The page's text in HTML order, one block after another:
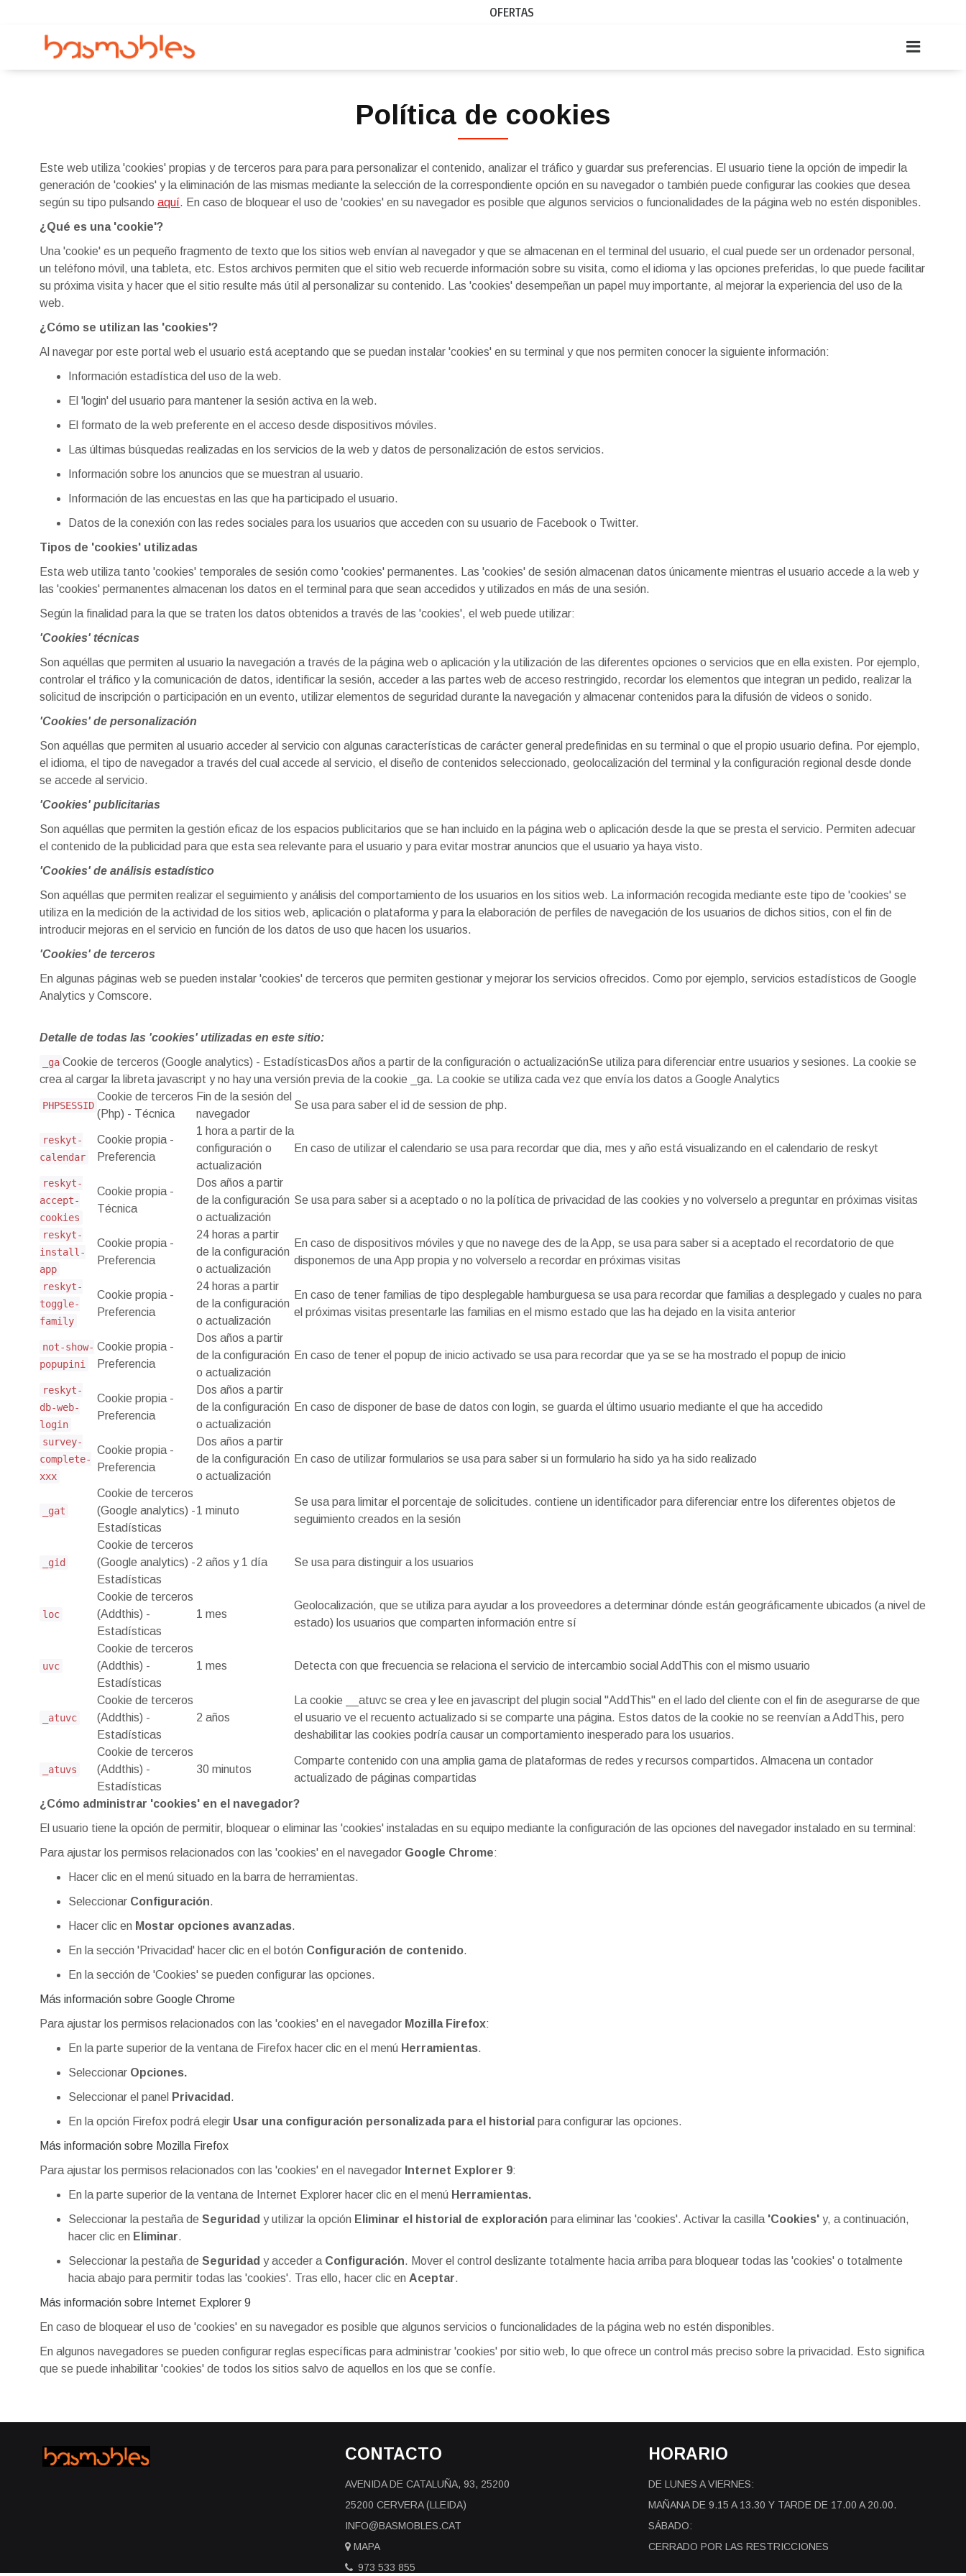
OFERTAS
Política de cookies
Este web utiliza 'cookies' propias y de terceros para para para personalizar el contenido, analizar el tráfico y guardar sus preferencias. El usuario tiene la opción de impedir la
generación de 'cookies' y la eliminación de las mismas mediante la selección de la correspondiente opción en su navegador o también puede configurar las cookies que desea
según su tipo pulsandoaquí. En caso de bloquear el uso de 'cookies' en su navegador es posible que algunos servicios o funcionalidades de la página web no estén disponibles.
¿Qué es una 'cookie'?
Una 'cookie' es un pequeño fragmento de texto que los sitios web envían al navegador y que se almacenan en el terminal del usuario, el cual puede ser un ordenador personal,
un teléfono móvil, una tableta, etc. Estos archivos permiten que el sitio web recuerde información sobre su visita, como el idioma y las opciones preferidas, lo que puede facilitar
su próxima visita y hacer que el sitio resulte más útil al personalizar su contenido. Las 'cookies' desempeñan un papel muy importante, al mejorar la experiencia del uso de la
web.
¿Cómo se utilizan las 'cookies'?
Al navegar por este portal web el usuario está aceptando que se puedan instalar 'cookies' en su terminal y que nos permiten conocer la siguiente información:
Información estadística del uso de la web.
El 'login' del usuario para mantener la sesión activa en la web.
El formato de la web preferente en el acceso desde dispositivos móviles.
Las últimas búsquedas realizadas en los servicios de la web y datos de personalización de estos servicios.
Información sobre los anuncios que se muestran al usuario.
Información de las encuestas en las que ha participado el usuario.
Datos de la conexión con las redes sociales para los usuarios que acceden con su usuario de Facebook o Twitter.
Tipos de 'cookies' utilizadas
Esta web utiliza tanto 'cookies' temporales de sesión como 'cookies' permanentes. Las 'cookies' de sesión almacenan datos únicamente mientras el usuario accede a la web y
las 'cookies' permanentes almacenan los datos en el terminal para que sean accedidos y utilizados en más de una sesión.
Según la finalidad para la que se traten los datos obtenidos a través de las 'cookies', el web puede utilizar:
'Cookies' técnicas
Son aquéllas que permiten al usuario la navegación a través de la página web o aplicación y la utilización de las diferentes opciones o servicios que en ella existen. Por ejemplo,
controlar el tráfico y la comunicación de datos, identificar la sesión, acceder a las partes web de acceso restringido, recordar los elementos que integran un pedido, realizar la
solicitud de inscripción o participación en un evento, utilizar elementos de seguridad durante la navegación y almacenar contenidos para la difusión de videos o sonido.
'Cookies' de personalización
Son aquéllas que permiten al usuario acceder al servicio con algunas características de carácter general predefinidas en su terminal o que el propio usuario defina. Por ejemplo,
el idioma, el tipo de navegador a través del cual accede al servicio, el diseño de contenidos seleccionado, geolocalización del terminal y la configuración regional desde donde
se accede al servicio.
'Cookies' publicitarias
Son aquéllas que permiten la gestión eficaz de los espacios publicitarios que se han incluido en la página web o aplicación desde la que se presta el servicio. Permiten adecuar
el contenido de la publicidad para que esta sea relevante para el usuario y para evitar mostrar anuncios que el usuario ya haya visto.
'Cookies' de análisis estadístico
Son aquéllas que permiten realizar el seguimiento y análisis del comportamiento de los usuarios en los sitios web. La información recogida mediante este tipo de 'cookies' se
utiliza en la medición de la actividad de los sitios web, aplicación o plataforma y para la elaboración de perfiles de navegación de los usuarios de dichos sitios, con el fin de
introducir mejoras en el servicio en función de los datos de uso que hacen los usuarios.
'Cookies' de terceros
En algunas páginas web se pueden instalar 'cookies' de terceros que permiten gestionar y mejorar los servicios ofrecidos. Como por ejemplo, servicios estadísticos de Google
Analytics y Comscore.
Detalle de todas las 'cookies' utilizadas en este sitio:
_ga Cookie de terceros (Google analytics) - EstadísticasDos años a partir de la configuración o actualizaciónSe utiliza para diferenciar entre usuarios y sesiones. La cookie se
crea al cargar la libreta javascript y no hay una versión previa de la cookie _ga. La cookie se utiliza cada vez que envía los datos a Google Analytics
PHPSESSID
Cookie de terceros
(Php) - Técnica
Fin de la sesión del
navegador
Se usa para saber el id de session de php.
reskyt-
calendar
Cookie propia -
Preferencia
1 hora a partir de la
configuración o
actualización
En caso de utilizar el calendario se usa para recordar que dia, mes y año está visualizando en el calendario de reskyt
reskyt-
accept-
cookies
Cookie propia -
Técnica
Dos años a partir
de la configuración
o actualización
Se usa para saber si a aceptado o no la política de privacidad de las cookies y no volverselo a preguntar en próximas visitas
reskyt-
install-
app
Cookie propia -
Preferencia
24 horas a partir
de la configuración
o actualización
En caso de dispositivos móviles y que no navege des de la App, se usa para saber si a aceptado el recordatorio de que
disponemos de una App propia y no volverselo a recordar en próximas visitas
reskyt-
toggle-
family
Cookie propia -
Preferencia
24 horas a partir
de la configuración
o actualización
En caso de tener familias de tipo desplegable hamburguesa se usa para recordar que familias a desplegado y cuales no para
el próximas visitas presentarle las familias en el mismo estado que las ha dejado en la visita anterior
not-show-
popupini
Cookie propia -
Preferencia
Dos años a partir
de la configuración
o actualización
En caso de tener el popup de inicio activado se usa para recordar que ya se se ha mostrado el popup de inicio
reskyt-
db-web-
login
Cookie propia -
Preferencia
Dos años a partir
de la configuración
o actualización
En caso de disponer de base de datos con login, se guarda el último usuario mediante el que ha accedido
survey-
complete-
xxx
Cookie propia -
Preferencia
Dos años a partir
de la configuración
o actualización
En caso de utilizar formularios se usa para saber si un formulario ha sido ya ha sido realizado
_gat
Cookie de terceros
(Google analytics) -
Estadísticas
1 minuto
Se usa para limitar el porcentaje de solicitudes. contiene un identificador para diferenciar entre los diferentes objetos de
seguimiento creados en la sesión
_gid
Cookie de terceros
(Google analytics) -
Estadísticas
2 años y 1 día Se usa para distinguir a los usuarios
loc
Cookie de terceros
(Addthis) -
Estadísticas
1 mes
Geolocalización, que se utiliza para ayudar a los proveedores a determinar dónde están geográficamente ubicados (a nivel de
estado) los usuarios que comparten información entre sí
uvc
Cookie de terceros
(Addthis) -
Estadísticas
1 mes Detecta con que frecuencia se relaciona el servicio de intercambio social AddThis con el mismo usuario
_atuvc
Cookie de terceros
(Addthis) -
Estadísticas
2 años
La cookie __atuvc se crea y lee en javascript del plugin social "AddThis" en el lado del cliente con el fin de asegurarse de que
el usuario ve el recuento actualizado si se comparte una página. Estos datos de la cookie no se reenvían a AddThis, pero
deshabilitar las cookies podría causar un comportamiento inesperado para los usuarios.
_atuvs
Cookie de terceros
(Addthis) -
Estadísticas
30 minutos
Comparte contenido con una amplia gama de plataformas de redes y recursos compartidos. Almacena un contador
actualizado de páginas compartidas
¿Cómo administrar 'cookies' en el navegador?
El usuario tiene la opción de permitir, bloquear o eliminar las 'cookies' instaladas en su equipo mediante la configuración de las opciones del navegador instalado en su terminal:
Para ajustar los permisos relacionados con las 'cookies' en el navegador Google Chrome:
Hacer clic en el menú situado en la barra de herramientas.
Seleccionar Configuración.
Hacer clic en Mostar opciones avanzadas.
En la sección 'Privacidad' hacer clic en el botón Configuración de contenido.
En la sección de 'Cookies' se pueden configurar las opciones.
Más información sobre Google Chrome
Para ajustar los permisos relacionados con las 'cookies' en el navegador Mozilla Firefox:
En la parte superior de la ventana de Firefox hacer clic en el menú Herramientas.
Seleccionar Opciones.
Seleccionar el panel Privacidad .
En la opción Firefox podrá elegir Usar una configuración personalizada para el historialpara configurar las opciones.
Más información sobre Mozilla Firefox
Para ajustar los permisos relacionados con las 'cookies' en el navegador Internet Explorer 9:
En la parte superior de la ventana de Internet Explorer hacer clic en el menú Herramientas.
Seleccionar la pestaña deSeguridad y utilizar la opción Eliminar el historial de exploración para eliminar las 'cookies'. Activar la casilla 'Cookies'y, a continuación,
hacer clic en Eliminar.
Seleccionar la pestaña deSeguridad y acceder a Configuración. Mover el control deslizante totalmente hacia arriba para bloquear todas las 'cookies' o totalmente
hacia abajo para permitir todas las 'cookies'. Tras ello, hacer clic en Aceptar.
Más información sobre Internet Explorer 9
En caso de bloquear el uso de 'cookies' en su navegador es posible que algunos servicios o funcionalidades de la página web no estén disponibles.
En algunos navegadores se pueden configurar reglas específicas para administrar 'cookies' por sitio web, lo que ofrece un control más preciso sobre la privacidad. Esto significa
que se puede inhabilitar 'cookies' de todos los sitios salvo de aquellos en los que se confíe.
CONTACTO
AVENIDA DE CATALUÑA, 93, 25200
25200 CERVERA (LLEIDA)
INFO@BASMOBLES.CAT
MAPA
973 533 855
HORARIO
DE LUNES A VIERNES:
MAÑANA DE 9.15 A 13.30 Y TARDE DE 17.00 A 20.00.
SÁBADO:
CERRADO POR LAS RESTRICCIONES